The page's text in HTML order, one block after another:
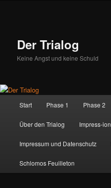
Der Trialog
Keine Angst und keine Schuld
Start Phase 1 Phase 2
Über den Trialog Impress-ion
Impressum und Datenschutz
Schlomos Feuilleton